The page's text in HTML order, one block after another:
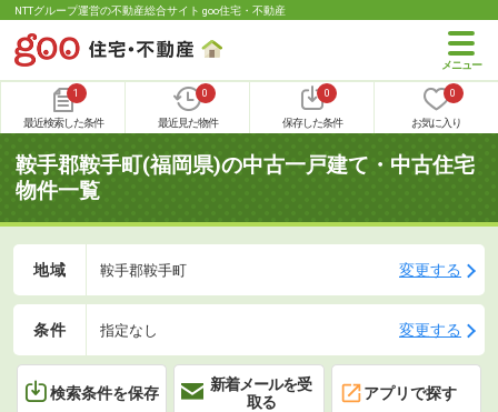
NTTグループ運営の不動産総合サイト goo住宅・不動産
1
最近検索した条件
0
最近見た物件
0
保存した条件
0
お気に入り
鞍手郡鞍手町(福岡県)の中古一戸建て・中古住宅
物件一覧
地域 鞍手郡鞍手町 変更する
条件 指定なし 変更する
検索条件を保存
新着メールを受
取る
アプリで探す